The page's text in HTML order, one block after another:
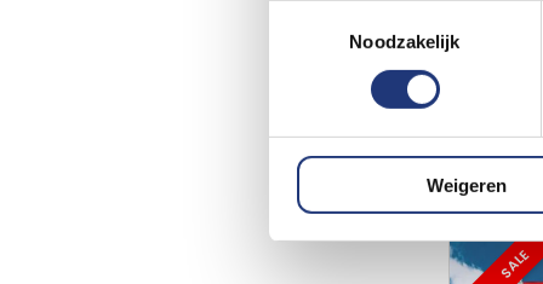
Noodzakelijk
Weigeren
Vlag
SALE